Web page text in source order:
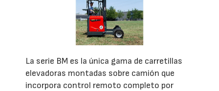
La serie BM es la única gama de carretillas
elevadoras montadas sobre camión que
incorpora control remoto completo por